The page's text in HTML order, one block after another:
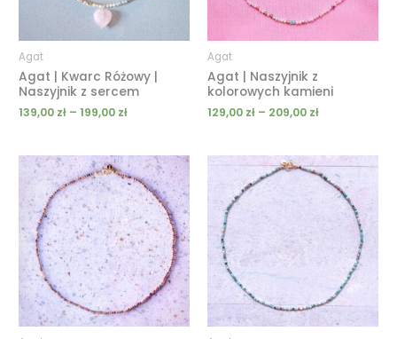
Agat
Agat | Kwarc Różowy |
Naszyjnik z sercem
139,00 zł – 199,00 zł
Agat
Agat | Naszyjnik z
kolorowych kamieni
129,00 zł – 209,00 zł
Zakres
cen:
od
119,00 zł
do
199,00 zł
Zakres
cen:
od
129,00 zł
do
209,00 zł